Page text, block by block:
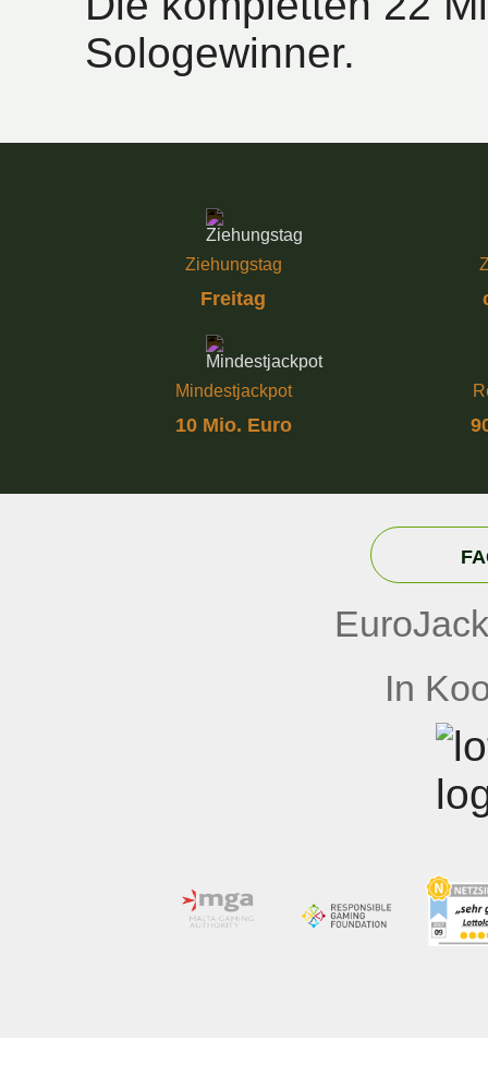
Sologewinner.
Ziehungstag
Freitag
Mindestjackpot
10 Mio. Euro
In